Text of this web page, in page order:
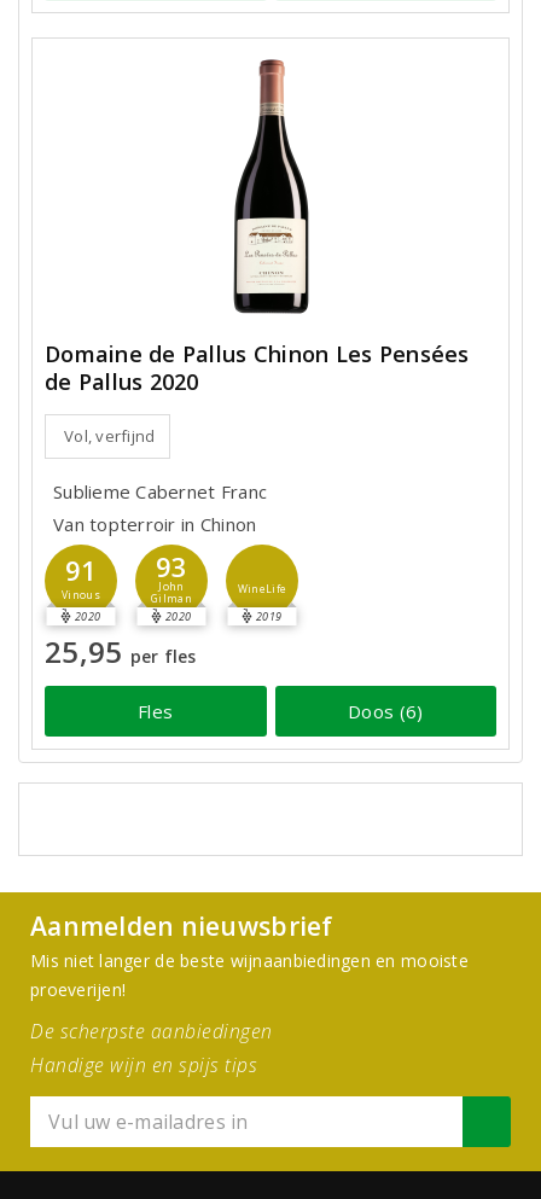
Domaine de Pallus Chinon Les Pensées
de Pallus 2020
Vol, verfijnd
Sublieme Cabernet Franc
Van topterroir in Chinon
91
Vinous
2020
93
John
Gilman
2020
WineLife
2019
25,95 per fles
Fles Doos (6)
Aanmelden nieuwsbrief
Mis niet langer de beste wijnaanbiedingen en mooiste
proeverijen!
De scherpste aanbiedingen
Handige wijn en spijs tips